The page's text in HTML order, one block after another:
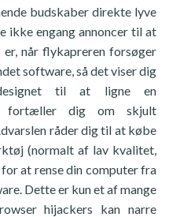
budskaber direkte lyve
ikke engang annoncer til at
er, når flykapreren forsøger
software, så det viser dig
til at ligne en
fortæller dig om skjult
råder dig til at købe
(normalt af lav kvalitet,
at rense din computer fra
Dette er kun et af mange
hijackers kan narre